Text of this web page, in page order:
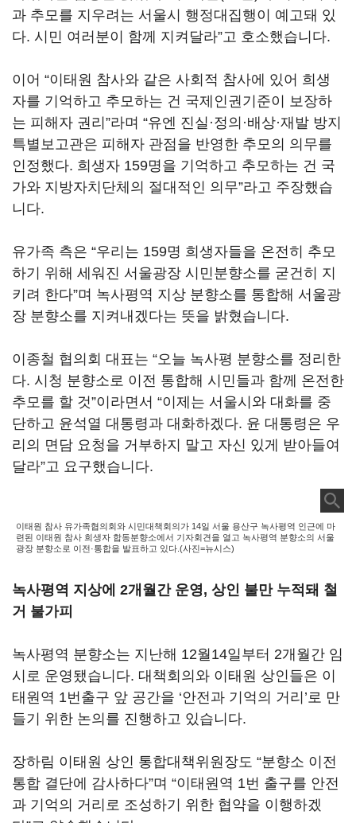
과 추모를 지우려는 서울시 행정대집행이 예고돼 있
다. 시민 여러분이 함께 지켜달라”고 호소했습니다.
이어 “이태원 참사와 같은 사회적 참사에 있어 희생
자를 기억하고 추모하는 건 국제인권기준이 보장하
는 피해자 권리”라며 “유엔 진실·정의·배상·재발 방지
특별보고관은 피해자 관점을 반영한 추모의 의무를
인정했다. 희생자 159명을 기억하고 추모하는 건 국
가와 지방자치단체의 절대적인 의무”라고 주장했습
니다.
유가족 측은 “우리는 159명 희생자들을 온전히 추모
하기 위해 세워진 서울광장 시민분향소를 굳건히 지
키려 한다”며 녹사평역 지상 분향소를 통합해 서울광
장 분향소를 지켜내겠다는 뜻을 밝혔습니다.
이종철 협의회 대표는 “오늘 녹사평 분향소를 정리한
다. 시청 분향소로 이전 통합해 시민들과 함께 온전한
추모를 할 것”이라면서 “이제는 서울시와 대화를 중
단하고 윤석열 대통령과 대화하겠다. 윤 대통령은 우
리의 면담 요청을 거부하지 말고 자신 있게 받아들여
달라”고 요구했습니다.
이태원 참사 유가족협의회와 시민대책회의가 14일 서울 용산구 녹사평역 인근에 마
련된 이태원 참사 희생자 합동분향소에서 기자회견을 열고 녹사평역 분향소의 서울
광장 분향소로 이전·통합을 발표하고 있다.(사진=뉴시스)
녹사평역 지상에 2개월간 운영, 상인 불만 누적돼 철
거 불가피
녹사평역 분향소는 지난해 12월14일부터 2개월간 임
시로 운영됐습니다. 대책회의와 이태원 상인들은 이
태원역 1번출구 앞 공간을 ‘안전과 기억의 거리’로 만
들기 위한 논의를 진행하고 있습니다.
장하림 이태원 상인 통합대책위원장도 “분향소 이전
통합 결단에 감사하다”며 “이태원역 1번 출구를 안전
과 기억의 거리로 조성하기 위한 협약을 이행하겠